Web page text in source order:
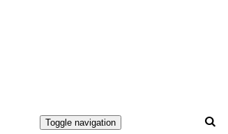
Toggle navigation